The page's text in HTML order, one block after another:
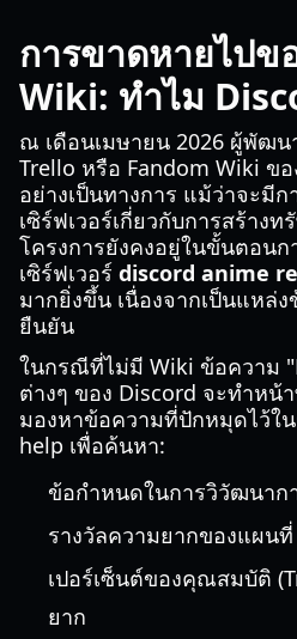
การขาดหายไปข
Wiki: ทำไม
ณ เดือนเมษายน 2026 ผู้พัฒน
Trello หรือ Fandom Wiki ข
อย่างเป็นทางการ แม้ว่าจะมี
เซิร์ฟเวอร์เกี่ยวกับการสร้าง
โครงการยังคงอยู่ในขั้นตอน
เซิร์ฟเวอร์ discord anime
มากยิ่งขึ้น เนื่องจากเป็นแหล่
ยืนยัน
ในกรณีที่ไม่มี Wiki ข้อความ
ต่างๆ ของ Discord จะทำหน้
มองหาข้อความที่ปักหมุดไว้ใ
help เพื่อค้นหา:
ข้อกำหนดในการวิวัฒนาก
รางวัลความยากของแผนที่
เปอร์เซ็นต์ของคุณสมบัติ
ยาก